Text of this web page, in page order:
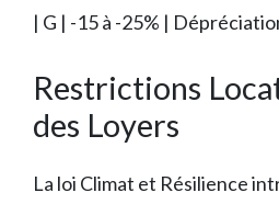
| G | -15 à -25% |
Restrictions
des Loyers
La loi Climat et Résilience